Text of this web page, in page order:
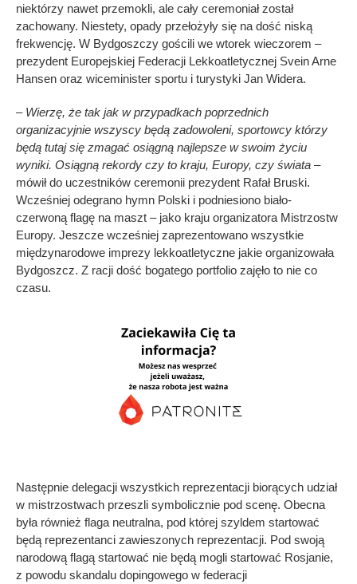
niektórzy nawet przemokli, ale cały ceremoniał został
zachowany. Niestety, opady przełożyły się na dość niską
frekwencję. W Bydgoszczy gościli we wtorek wieczorem –
prezydent Europejskiej Federacji Lekkoatletycznej Svein Arne
Hansen oraz wiceminister sportu i turystyki Jan Widera.
– Wierzę, że tak jak w przypadkach poprzednich
organizacyjnie wszyscy będą zadowoleni, sportowcy którzy
będą tutaj się zmagać osiągną najlepsze w swoim życiu
wyniki. Osiągną rekordy czy to kraju, Europy, czy świata –
mówił do uczestników ceremonii prezydent Rafał Bruski.
Wcześniej odegrano hymn Polski i podniesiono biało-
czerwoną flagę na maszt – jako kraju organizatora Mistrzostw
Europy. Jeszcze wcześniej zaprezentowano wszystkie
międzynarodowe imprezy lekkoatletyczne jakie organizowała
Bydgoszcz. Z racji dość bogatego portfolio zajęło to nie co
czasu.
Następnie delegacji wszystkich reprezentacji biorących udział
w mistrzostwach przeszli symbolicznie pod scenę. Obecna
była również flaga neutralna, pod której szyldem startować
będą reprezentanci zawieszonych reprezentacji. Pod swoją
narodową flagą startować nie będą mogli startować Rosjanie,
z powodu skandalu dopingowego w federacji